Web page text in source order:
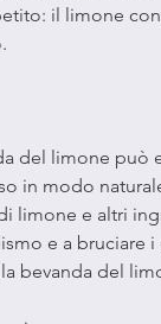
il limone
del limone può
in modo
limone e altri
e a bruciare
bevanda del